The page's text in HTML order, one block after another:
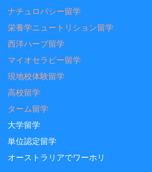
ナチュロパシー留学
栄養学ニュートリション留学
西洋ハーブ留学
マイオセラピー留学
現地校体験留学
高校留学
ターム留学
大学留学
単位認定留学
オーストラリアでワーホリ